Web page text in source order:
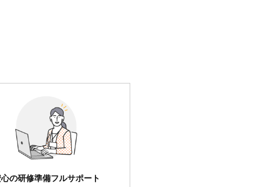
の研修準備フルサポート